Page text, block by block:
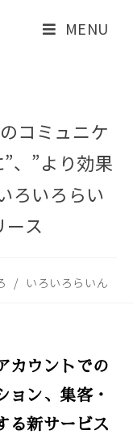
MENU
コミュニケ
、”より効果
ろいろらい
ース
/ いろいろらいん
カウントでの
ョン、集客・
る新サービス